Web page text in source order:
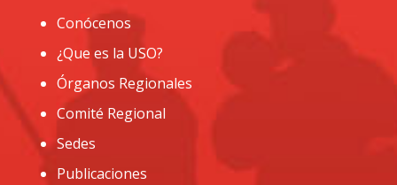
Conócenos
¿Que es la USO?
Órganos Regionales
Comité Regional
Sedes
Publicaciones